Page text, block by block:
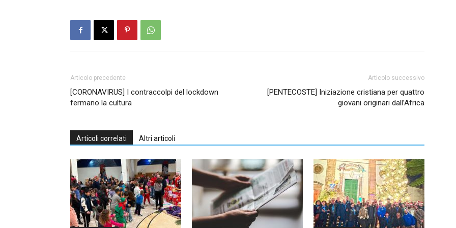
Articolo precedente
[CORONAVIRUS] I contraccolpi del lockdown
fermano la cultura
Articolo successivo
[PENTECOSTE] Iniziazione cristiana per quattro
giovani originari dall’Africa
Articoli correlati Altri articoli